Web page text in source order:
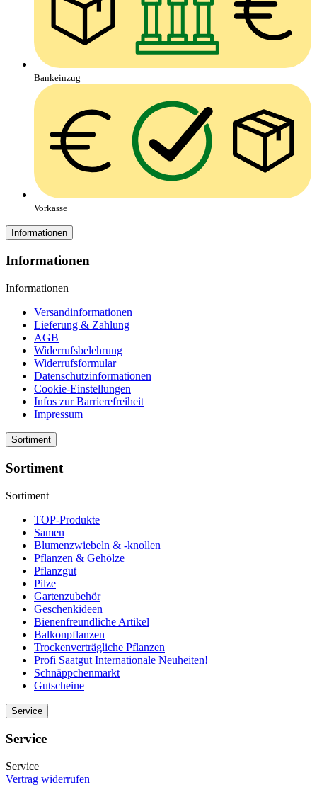
Bankeinzug
Vorkasse
Informationen
Informationen
Informationen
Versandinformationen
Lieferung & Zahlung
AGB
Widerrufsbelehrung
Widerrufsformular
Datenschutzinformationen
Cookie-Einstellungen
Infos zur Barrierefreiheit
Impressum
Sortiment
Sortiment
Sortiment
TOP-Produkte
Samen
Blumenzwiebeln & -knollen
Pflanzen & Gehölze
Pflanzgut
Pilze
Gartenzubehör
Geschenkideen
Bienenfreundliche Artikel
Balkonpflanzen
Trockenverträgliche Pflanzen
Profi Saatgut Internationale Neuheiten!
Schnäppchenmarkt
Gutscheine
Service
Service
Service
Vertrag widerrufen